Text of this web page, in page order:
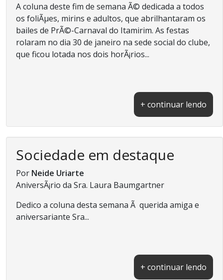
A coluna deste fim de semana Ã© dedicada a todos
os foliÃµes, mirins e adultos, que abrilhantaram os
bailes de PrÃ©-Carnaval do Itamirim. As festas
rolaram no dia 30 de janeiro na sede social do clube,
que ficou lotada nos dois horÃ¡rios...
+ continuar lendo
Sociedade em destaque
Por Neide Uriarte
AniversÃ¡rio da Sra. Laura Baumgartner
Dedico a coluna desta semana Ã querida amiga e
aniversariante Sra...
+ continuar lendo